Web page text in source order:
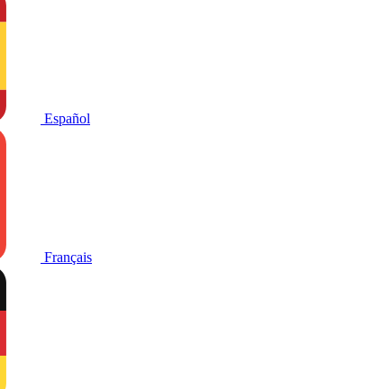
Español
Français